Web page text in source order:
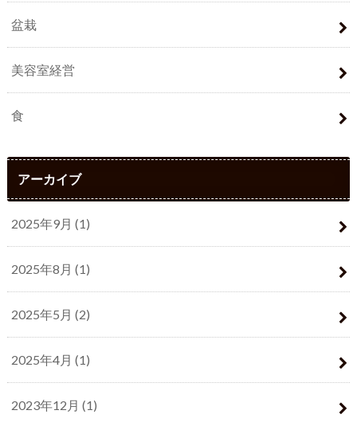
盆栽
美容室経営
食
アーカイブ
2025年9月 (1)
2025年8月 (1)
2025年5月 (2)
2025年4月 (1)
2023年12月 (1)